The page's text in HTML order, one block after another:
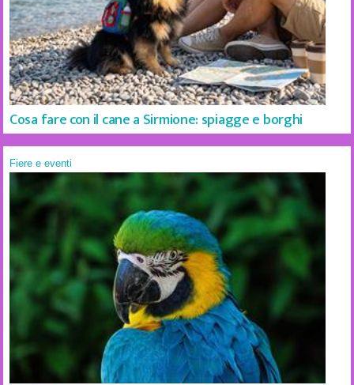
Cosa fare con il cane a Sirmione: spiagge e borghi
Fiere e eventi